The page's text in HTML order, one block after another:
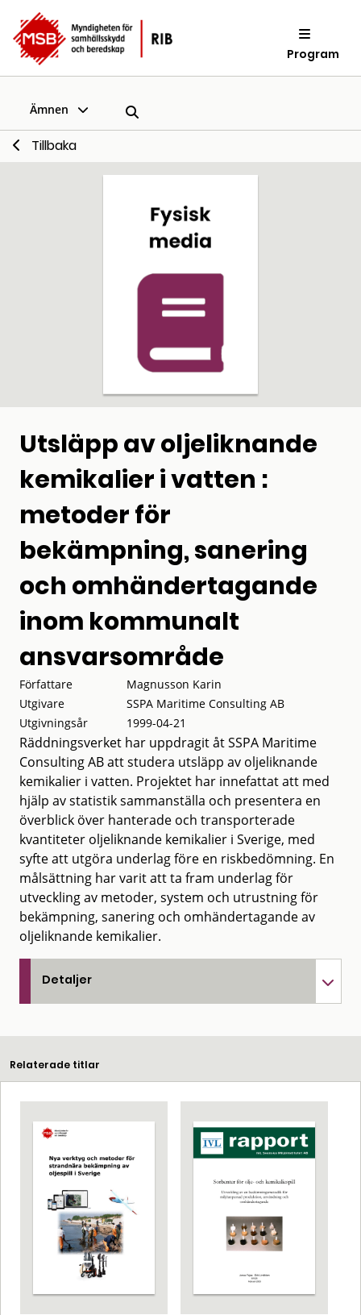
Program
Ämnen
Tillbaka
Utsläpp av oljeliknande
kemikalier i vatten :
metoder för
bekämpning, sanering
och omhändertagande
inom kommunalt
ansvarsområde
Författare
Magnusson Karin
Utgivare
SSPA Maritime Consulting AB
Utgivningsår
1999-04-21
Räddningsverket har uppdragit åt SSPA Maritime
Consulting AB att studera utsläpp av oljeliknande
kemikalier i vatten. Projektet har innefattat att med
hjälp av statistik sammanställa och presentera en
överblick över hanterade och transporterade
kvantiteter oljeliknande kemikalier i Sverige, med
syfte att utgöra underlag före en riskbedömning. En
målsättning har varit att ta fram underlag för
utveckling av metoder, system och utrustning för
bekämpning, sanering och omhändertagande av
oljeliknande kemikalier.
Detaljer
Relaterade titlar